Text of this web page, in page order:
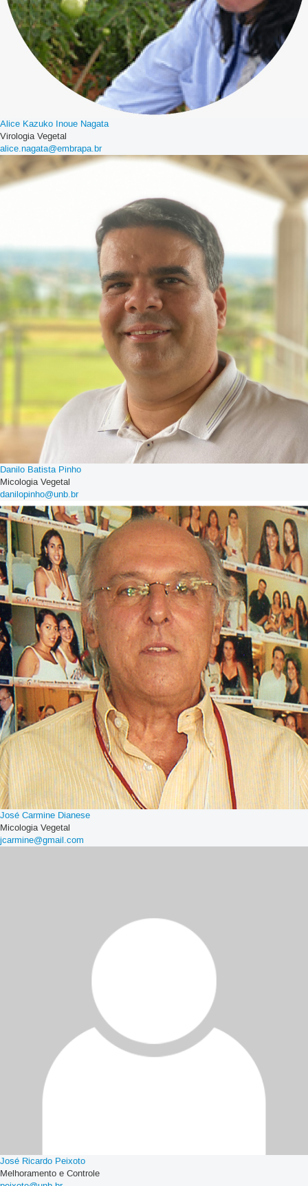
Alice Kazuko Inoue Nagata
Virologia Vegetal
alice.nagata@embrapa.br
Danilo Batista Pinho
Micologia Vegetal
danilopinho@unb.br
José Carmine Dianese
Micologia Vegetal
jcarmine@gmail.com
José Ricardo Peixoto
Melhoramento e Controle